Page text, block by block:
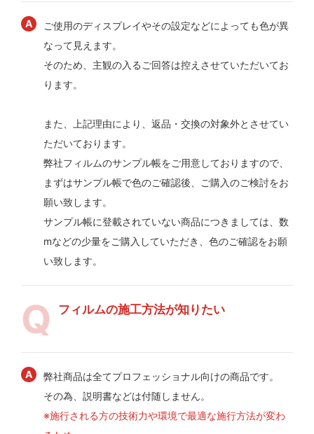
ご使用のディスプレイやその設定などによっても色が異
なって見えます。
そのため、主観の入るご回答は控えさせていただいてお
ります。
また、上記理由により、返品・交換の対象外とさせてい
ただいております。
弊社フィルムのサンプル帳をご用意しておりますので、
まずはサンプル帳で色のご確認後、ご購入のご検討をお
願い致します。
サンプル帳に登載されていない商品につきましては、数
mなどの少量をご購入していただき、色のご確認をお願
い致します。
フィルムの施工方法が知りたい
弊社商品は全てプロフェッショナル向けの商品です。
その為、説明書などは付随しません。
※施行される方の技術力や環境で最適な施行方法が変わ